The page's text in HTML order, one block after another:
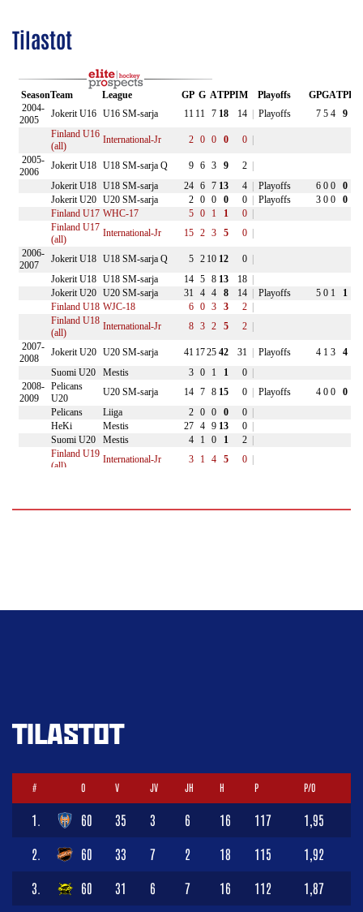
Tilastot
TILASTOT
# O V JV JH H P P/O
1. 60 35 3 6 16 117 1,95
2. 60 33 7 2 18 115 1,92
3. 60 31 6 7 16 112 1,87